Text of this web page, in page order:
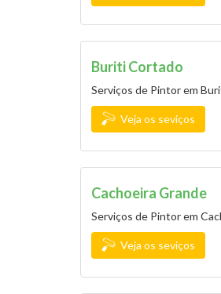
Buriti Cortado
Serviços de Pintor em
Veja os seviços
Cachoeira Grande
Serviços de Pintor em
Veja os seviços